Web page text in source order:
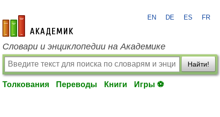
academic.ru
EN DE ES FR
Словари и энциклопедии на Академике
Найти!
Толкования Переводы Книги Игры ⚽